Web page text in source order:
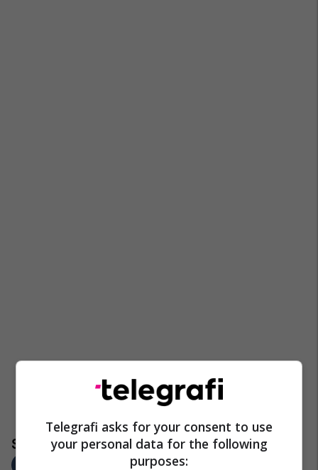
Telegrafi asks for your consent to use
your personal data for the following
purposes: